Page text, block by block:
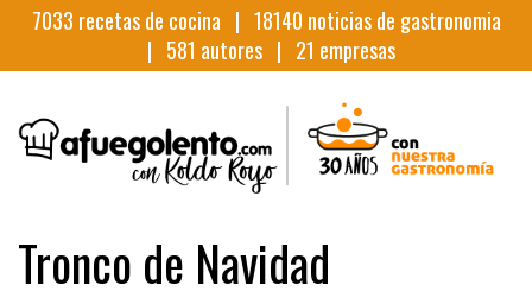
7033 recetas de cocina | 18140 noticias de gastronomia
| 581 autores | 21 empresas
Tronco de Navidad